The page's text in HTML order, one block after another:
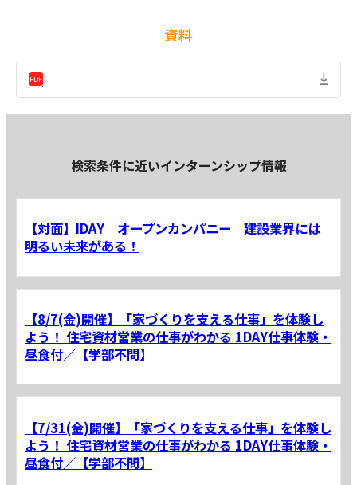
資料
検索条件に近いインターンシップ情報
【対面】IDAY オープンカンパニー 建設業界には
明るい未来がある！
【8/7(金)開催】「家づくりを支える仕事」を体験し
よう！ 住宅資材営業の仕事がわかる 1DAY仕事体験・
昼食付／【学部不問】
【7/31(金)開催】「家づくりを支える仕事」を体験し
よう！ 住宅資材営業の仕事がわかる 1DAY仕事体験・
昼食付／【学部不問】